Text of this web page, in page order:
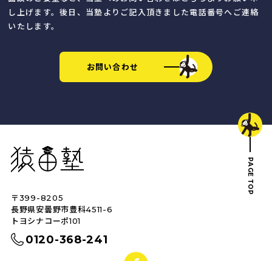
し上げます。後日、当塾よりご記入頂きました電話番号へご連絡
いたします。
お問い合わせ
PAGE TOP
猿田塾
〒399-8205
長野県安曇野市豊科4511-6
トヨシナコーポ101
0120-368-241
facebook